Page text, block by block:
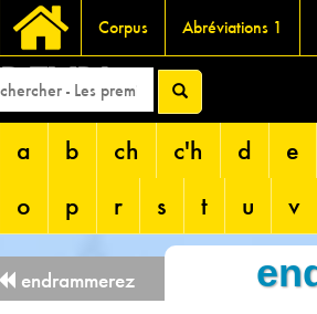
Corpus Abréviations 1
DEVRI
a b ch c'h d
e
o
p r s t u v
endrammerez